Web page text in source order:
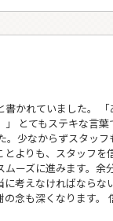
かれていました。 「
とてもステキな言葉
。少なからずスタッフ
とよりも、スタッフを
ーズに進みます。余
に考えなければならな
念も深くなります。